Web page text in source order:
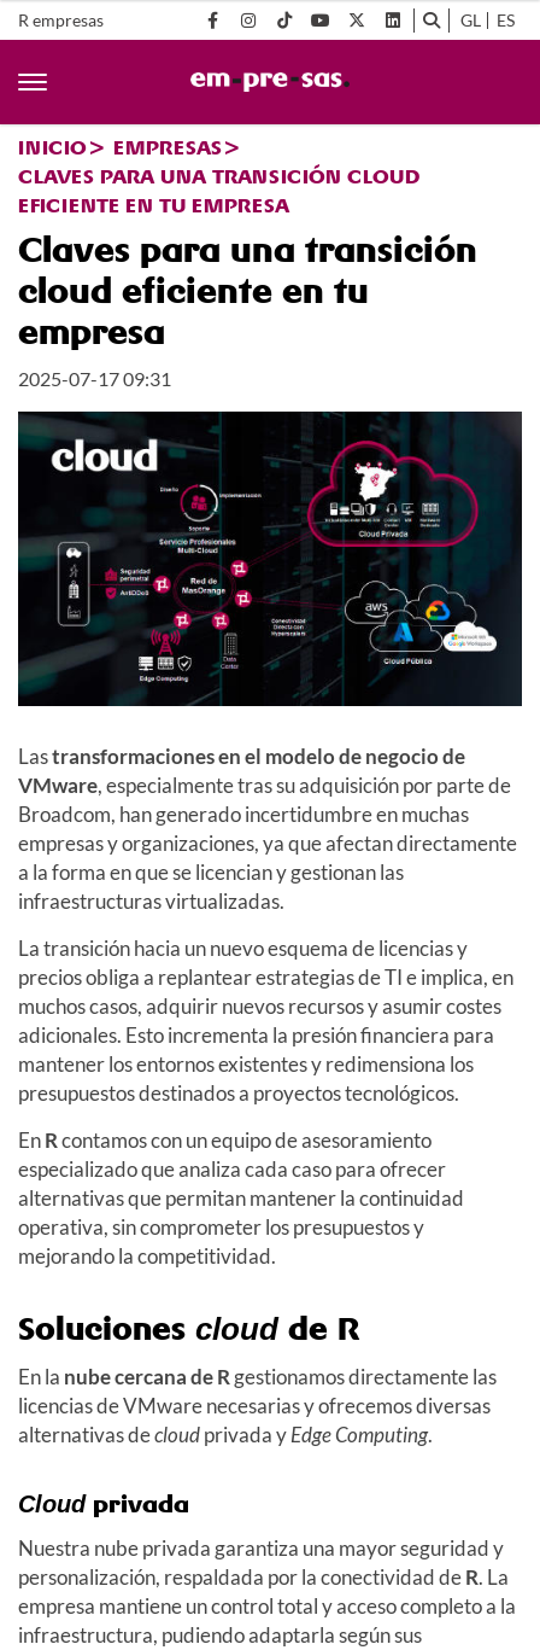
R empresas GL ES
INICIO
EMPRESAS
CLAVES PARA UNA TRANSICIÓN CLOUD
EFICIENTE EN TU EMPRESA
Claves para una transición
cloud eficiente en tu
empresa
2025-07-17 09:31
Lastransformaciones en el modelo de negocio de
VMware, especialmente tras su adquisición por parte de
Broadcom, han generado incertidumbre en muchas
empresas y organizaciones, ya que afectan directamente
a la forma en que se licencian y gestionan las
infraestructuras virtualizadas.
La transición hacia un nuevo esquema de licencias y
precios obliga a replantear estrategias de TI e implica, en
muchos casos, adquirir nuevos recursos y asumir costes
adicionales. Esto incrementa la presión financiera para
mantener los entornos existentes y redimensiona los
presupuestos destinados a proyectos tecnológicos.
EnRcontamos con un equipo de asesoramiento
especializado que analiza cada caso para ofrecer
alternativas que permitan mantener la continuidad
operativa, sin comprometer los presupuestos y
mejorando la competitividad.
Soluciones cloudde R
En la nube cercana de R gestionamos directamente las
licencias de VMware necesarias y ofrecemos diversas
alternativas decloudprivada yEdge Computing.
Cloudprivada
Nuestra nube privada garantiza una mayor seguridad y
personalización, respaldada por la conectividad deR. La
empresa mantiene un control total y acceso completo a la
infraestructura, pudiendo adaptarla según sus